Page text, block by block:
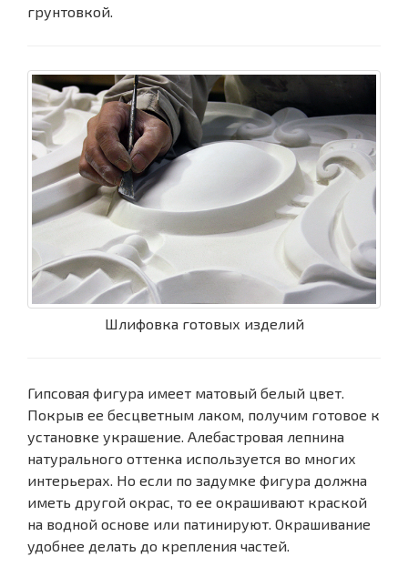
грунтовкой.
Шлифовка готовых изделий
Гипсовая фигура имеет матовый белый цвет.
Покрыв ее бесцветным лаком, получим готовое к
установке украшение. Алебастровая лепнина
натурального оттенка используется во многих
интерьерах. Но если по задумке фигура должна
иметь другой окрас, то ее окрашивают краской
на водной основе или патинируют. Окрашивание
удобнее делать до крепления частей.